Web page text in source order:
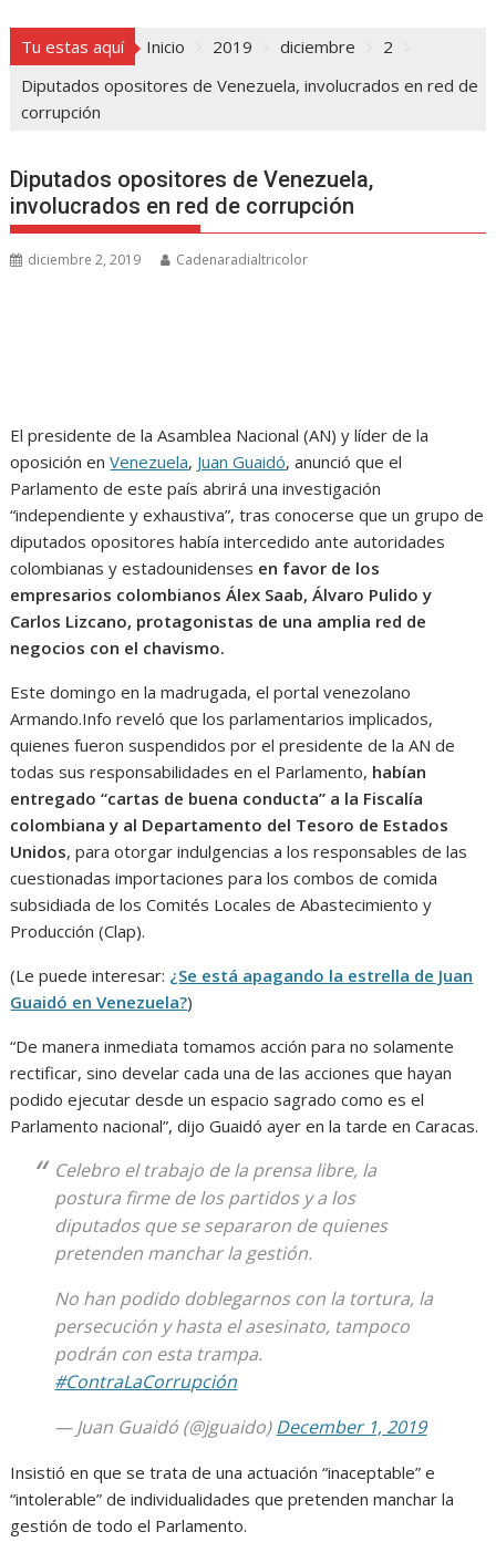
Tu estas aquí Inicio 2019 diciembre
2
Diputados opositores de Venezuela, involucrados en red de
corrupción
Diputados opositores de Venezuela,
involucrados en red de corrupción
diciembre 2, 2019 Cadenaradialtricolor
El presidente de la Asamblea Nacional (AN) y líder de la
oposición enVenezuela, Juan Guaidó, anunció que el
Parlamento de este país abrirá una investigación
“independiente y exhaustiva”, tras conocerse que un grupo de
diputados opositores había intercedido ante autoridades
colombianas y estadounidenses en favor de los
empresarios colombianos Álex Saab, Álvaro Pulido y
Carlos Lizcano, protagonistas de una amplia red de
negocios con el chavismo.
Este domingo en la madrugada, el portal venezolano
Armando.Info reveló que los parlamentarios implicados,
quienes fueron suspendidos por el presidente de la AN de
todas sus responsabilidades en el Parlamento, habían
entregado “cartas de buena conducta” a la Fiscalía
colombiana y al Departamento del Tesoro de Estados
Unidos, para otorgar indulgencias a los responsables de las
cuestionadas importaciones para los combos de comida
subsidiada de los Comités Locales de Abastecimiento y
Producción (Clap).
(Le puede interesar: ¿Se está apagando la estrella de Juan
Guaidó en Venezuela?)
“De manera inmediata tomamos acción para no solamente
rectificar, sino develar cada una de las acciones que hayan
podido ejecutar desde un espacio sagrado como es el
Parlamento nacional”, dijo Guaidó ayer en la tarde en Caracas.
Celebro el trabajo de la prensa libre, la
postura firme de los partidos y a los
diputados que se separaron de quienes
pretenden manchar la gestión.
No han podido doblegarnos con la tortura, la
persecución y hasta el asesinato, tampoco
podrán con esta trampa.
#ContraLaCorrupción
— Juan Guaidó (@jguaido)December 1, 2019
Insistió en que se trata de una actuación “inaceptable” e
“intolerable” de individualidades que pretenden manchar la
gestión de todo el Parlamento.